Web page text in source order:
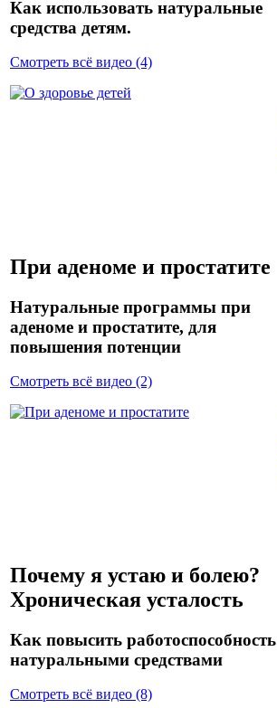
Как использовать натуральные
средства детям.
Смотреть всё видео (4)
При аденоме и простатите
Натуральные программы при
аденоме и простатите, для
повышения потенции
Смотреть всё видео (2)
Почему я устаю и болею?
Хроническая усталость
Как повысить работоспособность
натуральными средствами
Смотреть всё видео (8)